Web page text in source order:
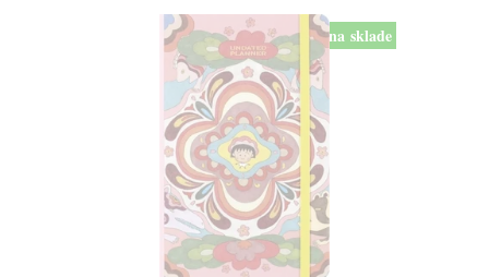
na sklade